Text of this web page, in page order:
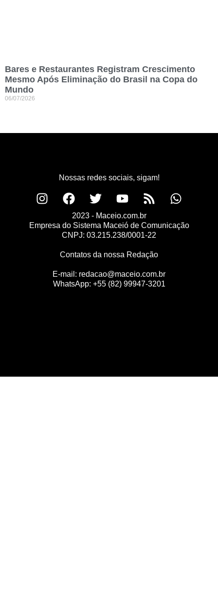
Bares e Restaurantes Registram Crescimento
Mesmo Após Eliminação do Brasil na Copa do
Mundo
06/07/2026
Nossas redes sociais, sigam!
2023 - Maceio.com.br
Empresa do Sistema Maceió de Comunicação
CNPJ: 03.215.238/0001-22
Contatos da nossa Redação
E-mail: redacao@maceio.com.br
WhatsApp: +55 (82) 99947-3201